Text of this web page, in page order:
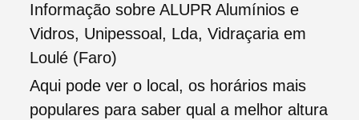
Informação sobre ALUPR Alumínios e
Vidros, Unipessoal, Lda, Vidraçaria em
Loulé (Faro)
Aqui pode ver o local, os horários mais
populares para saber qual a melhor altura